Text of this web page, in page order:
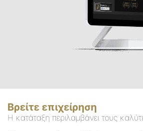
Βρείτε επιχείρηση
Η κατάταξη περιλαμβάνει τους